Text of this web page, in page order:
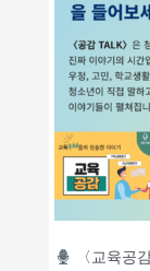
〈교육공감